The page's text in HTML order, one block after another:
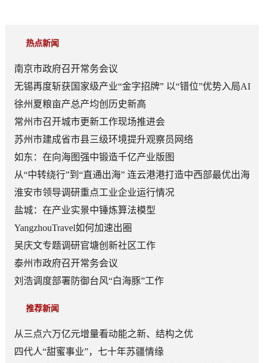
热点新闻
南京市政府召开常务会议
无锡再度斩获国家级产业“金字招牌” 以“错位”优势入局AI
顶层赛道
徐州夏粮亩产总产均创历史新高
常州市召开城市更新工作现场推进会
苏州市建成省市县三级环境提升观察员网络
如东：在向海图强中锻造千亿产业版图
从“中转绕行”到“直通出海” 连云港港打造中西部最优出海
口
淮安市领导调研重点工业企业运行情况
盐城：在产业实景中锤炼算法模型
YangzhouTravel如何加速出圈
吴庆文专题调研官塘创新社区工作
泰州市政府召开常务会议
刘浩调度部署防御台风“白海豚”工作
推荐新闻
从三点六万亿元增量看动能之新、结构之优
四代人“甜蜜事业”，七十年苏疆情缘